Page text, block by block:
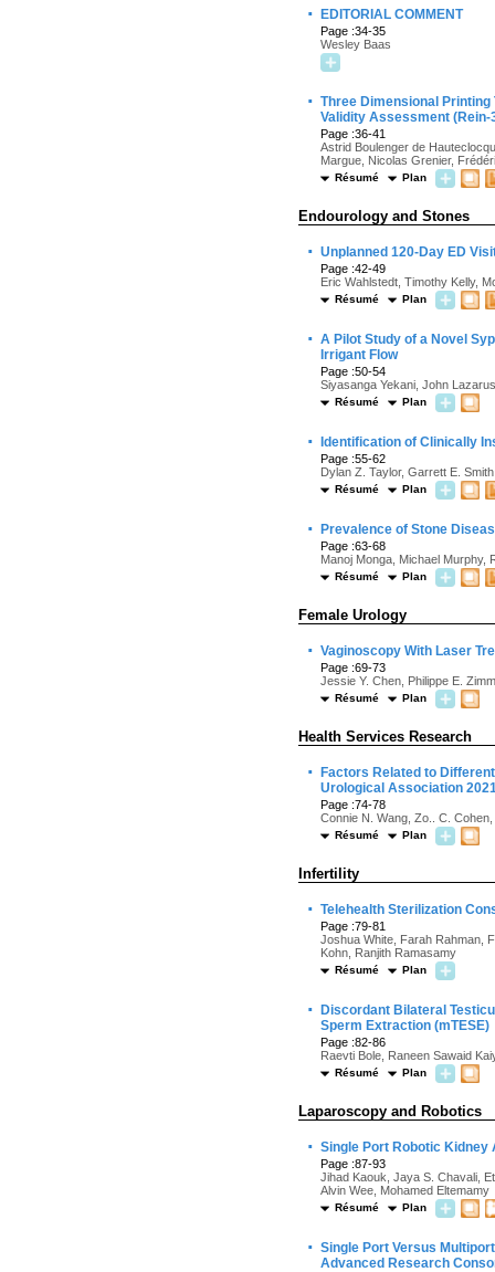
· EDITORIAL COMMENT
Page :34-35
Wesley Baas
· Three Dimensional
Validity Assessment (Rein-
Page :36-41
Astrid Boulenger de
Margue, Nicolas Grenier,
Résumé Plan
Endourology and Stones
· Unplanned 120-Day ED
Page :42-49
Eric Wahlstedt, Timothy Kelly,
Résumé Plan
· A Pilot Study of a Novel
Irrigant Flow
Page :50-54
Siyasanga Yekani, John
Résumé Plan
· Identification of Clinically
Page :55-62
Dylan Z. Taylor, Garrett E.
Résumé Plan
· Prevalence of Stone
Page :63-68
Manoj Monga, Michael Murphy,
Résumé Plan
Female Urology
· Vaginoscopy With Laser
Page :69-73
Jessie Y. Chen, Philippe E.
Résumé Plan
Health Services Research
·
Factors Related to
Urological Association
Page :74-78
Connie N. Wang, Zo.. C.
Résumé Plan
Infertility
· Telehealth Sterilization
Page :79-81
Joshua White, Farah Rahman,
Kohn, Ranjith Ramasamy
Résumé Plan
·
Discordant Bilateral
Sperm Extraction (mTESE)
Page :82-86
Raevti Bole, Raneen Sawaid
Résumé Plan
Laparoscopy and Robotics
· Single Port Robotic Kidney
Page :87-93
Jihad Kaouk, Jaya S. Chavali,
Alvin Wee, Mohamed Eltemamy
Résumé Plan
· Single Port Versus
Advanced Research